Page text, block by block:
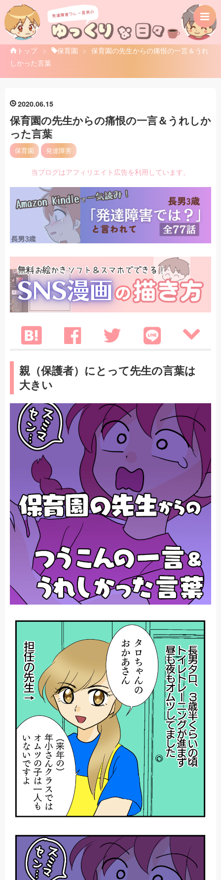
トップ > 保育園 > 保育園の先生からの痛恨の一言＆うれ
しかった言葉
2020 06 15
保育園の先生からの痛恨の一言＆うれしか
った言葉
保育園 発達障害
当ブログはアフィリエイト広告を利用しています。
親（保護者）にとって先生の言葉は
大きい